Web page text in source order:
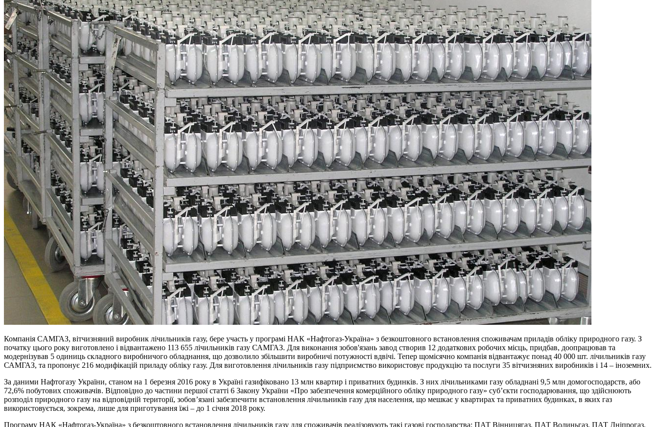
Компанія CАМГАЗ, вітчизняний виробник лічильників газу, бере участь у програмі НАК «Нафтогаз-Україна» з безкоштовного встановлення споживачам приладів обліку природного газу. З
початку цього року виготовлено і відвантажено 113 655 лічильників газу САМГАЗ. Для виконання зобов'язань завод створив 12 додаткових робочих місць, придбав, доопрацював та
модернізував 5 одиниць складного виробничого обладнання, що дозволило збільшити виробничі потужності вдвічі. Тепер щомісячно компанія відвантажує понад 40 000 шт. лічильників газу
САМГАЗ, та пропонує 216 модифікацій приладу обліку газу. Для виготовлення лічильників газу підприємство використовує продукцію та послуги 35 вітчизняних виробників і 14 – іноземних.
За даними Нафтогазу України, станом на 1 березня 2016 року в Україні газифіковано 13 млн квартир і приватних будинків. З них лічильниками газу обладнані 9,5 млн домогосподарств, або
72,6% побутових споживачів. Відповідно до частини першої статті 6 Закону України «Про забезпечення комерційного обліку природного газу» суб’єкти господарювання, що здійснюють
розподіл природного газу на відповідній території, зобов’язані забезпечити встановлення лічильників газу для населення, що мешкає у квартирах та приватних будинках, в яких газ
використовується, зокрема, лише для приготування їжі – до 1 січня 2018 року.
Програму НАК «Нафтогаз-Україна» з безкоштовного встановлення лічильників газу для споживачів реалізовують такі газові господарства: ПАТ Вінницягаз, ПАТ Волиньгаз, ПАТ Дніпрогаз,